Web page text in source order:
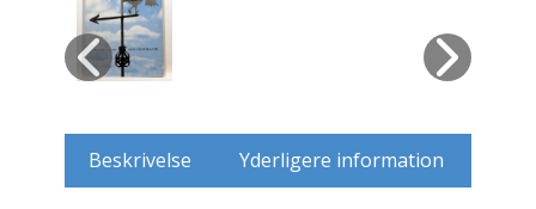
Hus / Have
Husdyr
Jernbaner
Beskrivelse Yderligere information